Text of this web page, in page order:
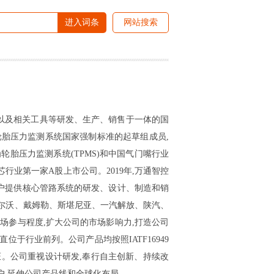
进入词条 网站搜索
相关工具等研发、生产、销售于一体的国
压力监测系统国家强制标准的起草组成员,
胎压力监测系统(TPMS)和中国气门嘴行业
行业第一家A股上市公司。2019年,万通智控
提供核心管路系统的研发、设计、制造和销
、戴姆勒、斯堪尼亚、一汽解放、陕汽、
参与程度,扩大公司的市场影响力,打造公司
位于行业前列。公司产品均按照IATF16949
公司重视设计研发,奉行自主创新、持续改